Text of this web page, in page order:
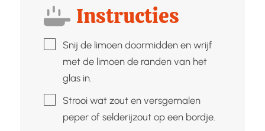
Instructies
▢Snij de limoen doormidden en wrijf
met de limoen de randen van het
glas in.
▢Strooi wat zout en versgemalen
peper of selderijzout op een bordje.